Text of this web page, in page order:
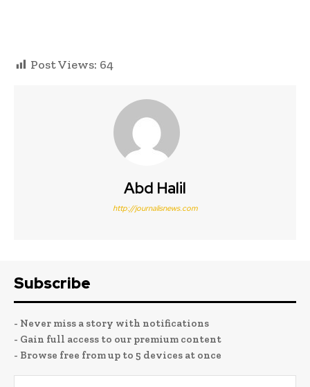
Post Views: 64
Abd Halil
http://journalisnews.com
Subscribe
- Never miss a story with notifications
- Gain full access to our premium content
- Browse free from up to 5 devices at once